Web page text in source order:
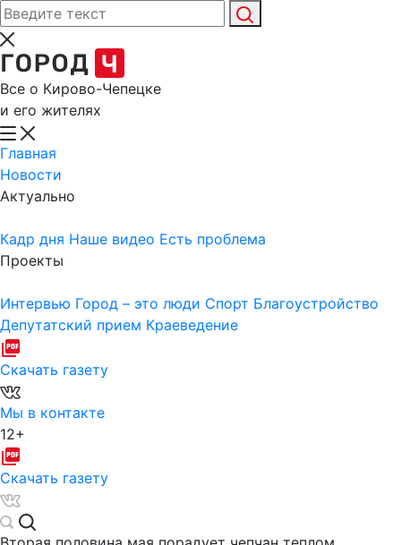
Все о Кирово-Чепецке
и его жителях
Главная
Новости
Актуально
Кадр дня Наше видео Есть проблема
Проекты
Интервью Город – это люди Спорт Благоустройство
Депутатский прием Краеведение
Скачать газету
Мы в контакте
12+
Скачать газету